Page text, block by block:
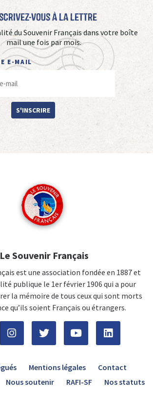
vous à La Lettre
du Souvenir Français dans votre boîte
mail une fois par mois.
E-MAIL
S'INSCRIRE
Le Souvenir Français
est une association fondée en 1887 et
publique le 1er février 1906 qui a pour
la mémoire de tous ceux qui sont morts
qu’ils soient Français ou étrangers.
Mentions légales
Contact
Nous soutenir RAFI-SF Nos statuts